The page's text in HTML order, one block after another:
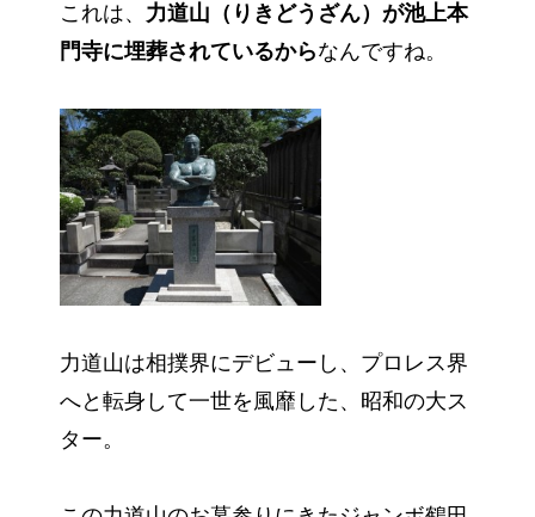
これは、 力道山（りきどうざん）が池上本
門寺に埋葬されているからなんですね。
力道山は相撲界にデビューし、プロレス界
へと転身して一世を風靡した、昭和の大ス
ター。